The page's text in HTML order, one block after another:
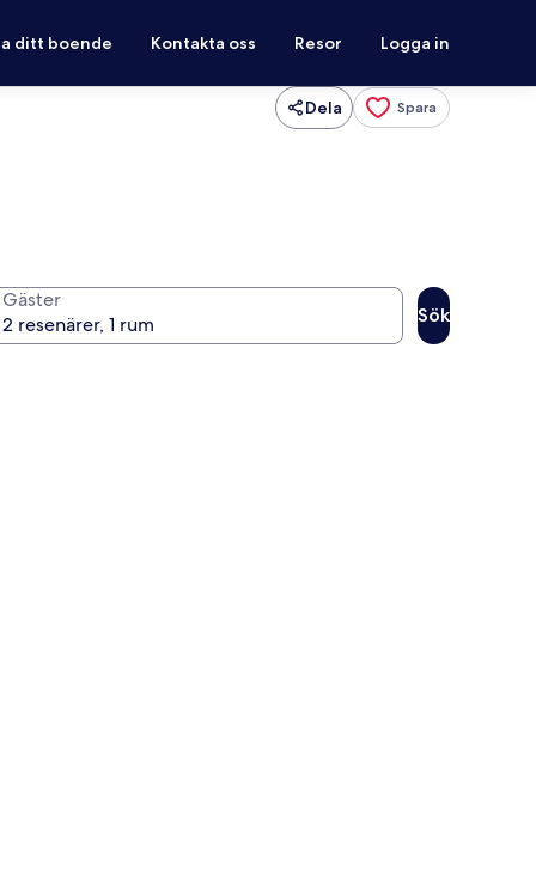
ditt boende Kontakta oss Resor Logga in
Dela Spara
Gäster
Sök